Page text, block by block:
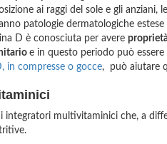
ai raggi del sole e gli
patologie dermatologiche
D è conosciuta per avere
e in questo periodo può
in compresse o gocce, può aiutare
integratori multivitaminici che, a